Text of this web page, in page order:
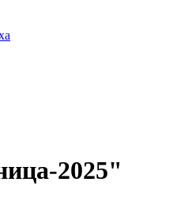
2025"